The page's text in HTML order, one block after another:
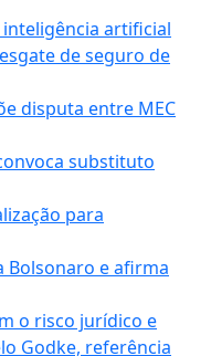
artificial
de seguro de
disputa entre MEC
substituto
para
Bolsonaro e afirma
o risco jurídico e
Godke, referência